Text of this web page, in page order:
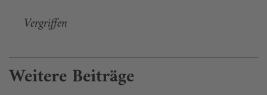
Vergriffen
Weitere Beiträge